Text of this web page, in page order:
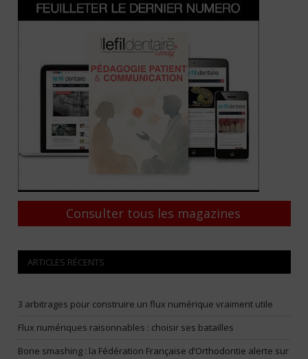
Consulter tous les magazines
ARTICLES RÉCENTS
3 arbitrages pour construire un flux numérique vraiment utile
Flux numériques raisonnables : choisir ses batailles
Bone smashing : la Fédération Française d’Orthodontie alerte sur